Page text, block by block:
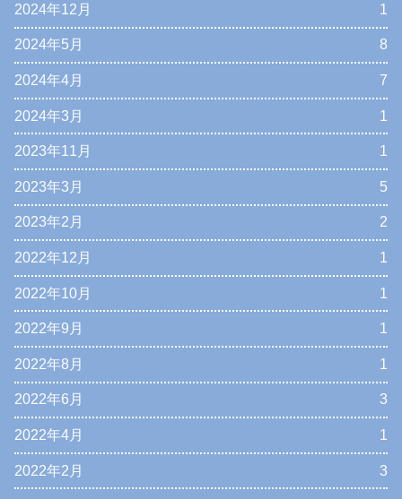
2024年12月 1
2024年5月 8
2024年4月 7
2024年3月 1
2023年11月 1
2023年3月 5
2023年2月 2
2022年12月 1
2022年10月 1
2022年9月 1
2022年8月 1
2022年6月 3
2022年4月 1
2022年2月 3